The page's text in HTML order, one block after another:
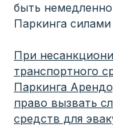
быть
Паркинга
При
транспортного
Паркинга
право вызвать
средств для